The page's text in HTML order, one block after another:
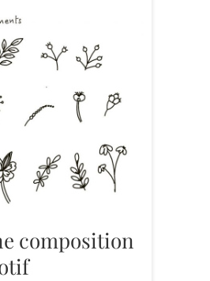
composition